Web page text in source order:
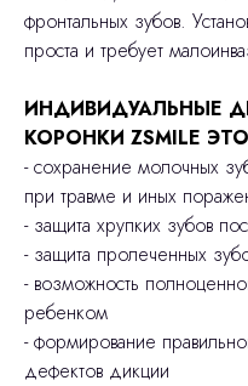
фронтальных зубов.
проста и требует
ИНДИВИДУАЛЬНЫЕ
КОРОНКИ ZSMILE
- сохранение молочных
при травме и иных
- защита хрупких зубов
- защита пролеченных
- возможность
ребенком
- формирование
дефектов дикции